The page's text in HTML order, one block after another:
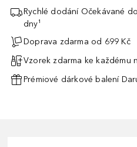
Rychlé dodání Očekávané
dny¹
Doprava zdarma od 699 Kč
Vzorek zdarma ke každému
Prémiové dárkové balení